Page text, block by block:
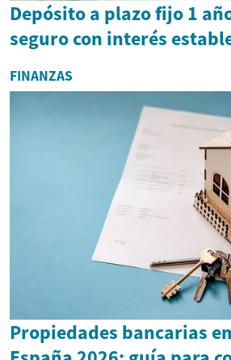
Depósito a plazo fijo 1
seguro con interés
FINANZAS
Propiedades bancarias